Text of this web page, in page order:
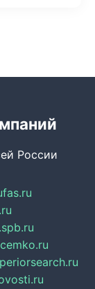
России
fas.ru
cemko.ru